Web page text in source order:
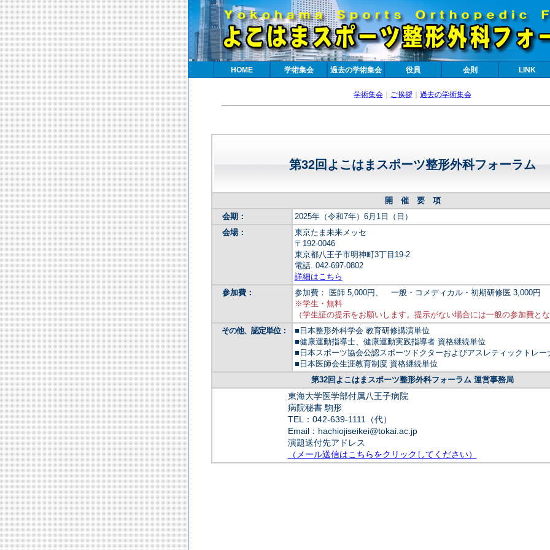
HOME 学術集会 過去の学術集会 役員 会則 LINK
学術集会 ご挨拶 過去の学術集会
第32回よこはまスポーツ整形外科フォーラム
開 催 要 項
会期：
2025年（令和7年）6月1日（日）
会場：
東京たま未来メッセ
〒192-0046
東京都八王子市明神町3丁目19-2
電話. 042-697-0802
詳細はこちら
参加費：
参加費： 医師 5,000円、 一般・コメディカル・初期研修医 3,000円
※学生・無料
（学生証の提示をお願いします。提示がない場合には一般の参加費と
その他、認定単位：
■日本整形外科学会 教育研修講演単位
■健康運動指導士、健康運動実践指導者 資格継続単位
■日本スポーツ協会公認スポーツドクターおよびアスレティックトレー
■日本医師会生涯教育制度 資格継続単位
第32回よこはまスポーツ整形外科フォーラム 運営事務局
東海大学医学部付属八王子病院
病院秘書 駒形
TEL：042-639-1111（代）
Email：hachiojiseikei@tokai.ac.jp
演題送付先アドレス
（メール送信はこちらをクリックしてください）